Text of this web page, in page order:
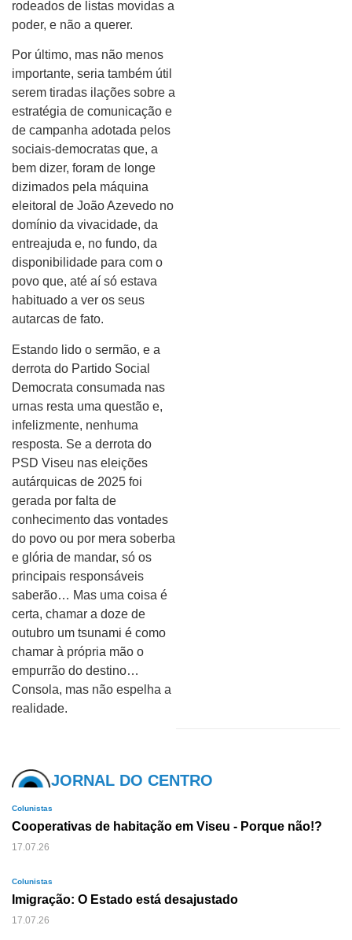
rodeados de listas movidas a
poder, e não a querer.
Por último, mas não menos
importante, seria também útil
serem tiradas ilações sobre a
estratégia de comunicação e
de campanha adotada pelos
sociais-democratas que, a
bem dizer, foram de longe
dizimados pela máquina
eleitoral de João Azevedo no
domínio da vivacidade, da
entreajuda e, no fundo, da
disponibilidade para com o
povo que, até aí só estava
habituado a ver os seus
autarcas de fato.
Estando lido o sermão, e a
derrota do Partido Social
Democrata consumada nas
urnas resta uma questão e,
infelizmente, nenhuma
resposta. Se a derrota do
PSD Viseu nas eleições
autárquicas de 2025 foi
gerada por falta de
conhecimento das vontades
do povo ou por mera soberba
e glória de mandar, só os
principais responsáveis
saberão… Mas uma coisa é
certa, chamar a doze de
outubro um tsunami é como
chamar à própria mão o
empurrão do destino…
Consola, mas não espelha a
realidade.
JORNAL DO CENTRO
Colunistas
Cooperativas de habitação em Viseu - Porque não!?
17.07.26
Colunistas
Imigração: O Estado está desajustado
17.07.26